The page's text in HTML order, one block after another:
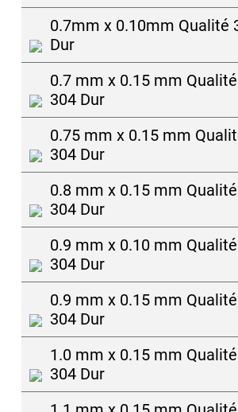
0.7mm x 0.10mm Qualité
Dur
0.7 mm x 0.15 mm Qualité
304 Dur
0.75 mm x 0.15 mm
304 Dur
0.8 mm x 0.15 mm Qualité
304 Dur
0.9 mm x 0.10 mm Qualité
304 Dur
0.9 mm x 0.15 mm Qualité
304 Dur
1.0 mm x 0.15 mm Qualité
304 Dur